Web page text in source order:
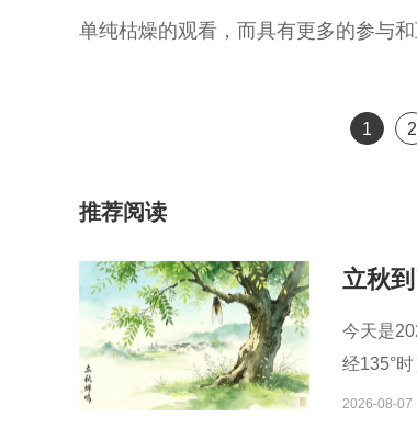
单纯枯燥的观看，而具有更多的参与和
1 2
推荐阅读
立秋
今天是
经135°
2026-08-07
奇彤 著名京剧
舒桐 著名京剧